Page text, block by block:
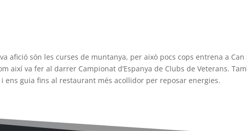
afició són les curses de muntanya, per això pocs cops entrena a Can
així va fer al darrer Campionat d’Espanya de Clubs de Veterans.
guia fins al restaurant més acollidor per reposar energies.